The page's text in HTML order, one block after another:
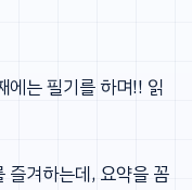
에는 필기를 하며!! 읽
즐겨하는데, 요약을 꼼